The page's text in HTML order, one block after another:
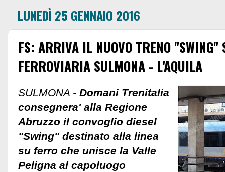
LUNEDÌ 25 GENNAIO 2016
FS: ARRIVA IL NUOVO TRENO "SWING"
FERROVIARIA SULMONA - L'AQUILA
SULMONA - Domani Trenitalia
consegnera' alla Regione
Abruzzo il convoglio diesel
"Swing" destinato alla linea
su ferro che unisce la Valle
Peligna al capoluogo